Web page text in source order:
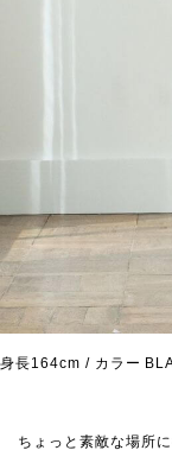
身長164cm / カラー
ちょっと素敵な場所